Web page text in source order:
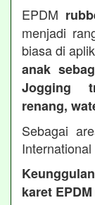
EPDM
menjadi
biasa di
anak
Jogging
renang,
Sebagai
International
karet